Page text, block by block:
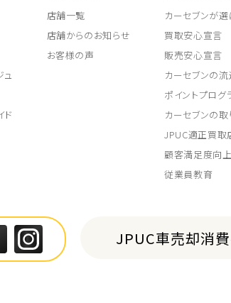
ュ
ド
店舗一覧
店舗からのお知らせ
お客様の声
カーセブンが
買取安心宣言
販売安心宣言
カーセブンの
ポイントプログ
カーセブンの
JPUC適正買取
顧客満足度向
従業員教育
JPUC車売却消